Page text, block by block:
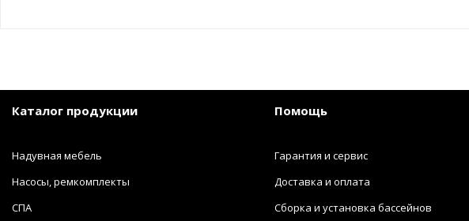
Каталог продукции
Надувная мебель
Насосы, ремкомплекты
СПА
Помощь
Гарантия и сервис
Доставка и оплата
Сборка и установка бассейнов